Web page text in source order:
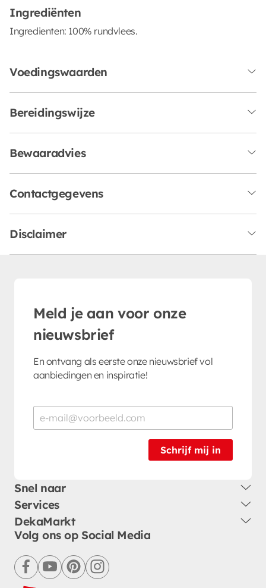
Ingrediënten
Ingredienten: 100% rundvlees.
Voedingswaarden
Bereidingswijze
Bewaaradvies
Contactgegevens
Disclaimer
Meld je aan voor onze
nieuwsbrief
En ontvang als eerste onze nieuwsbrief vol
aanbiedingen en inspiratie!
Schrijf mij in
Snel naar
Services
DekaMarkt
Volg ons op Social Media
facebookyoutubepinterestinstagram